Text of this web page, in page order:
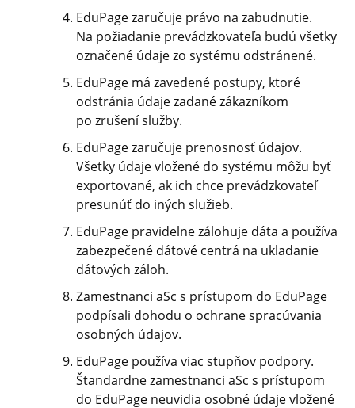
EduPage zaručuje právo na zabudnutie.
Na požiadanie prevádzkovateľa budú všetky
označené údaje zo systému odstránené.
EduPage má zavedené postupy, ktoré
odstránia údaje zadané zákazníkom
po zrušení služby.
EduPage zaručuje prenosnosť údajov.
Všetky údaje vložené do systému môžu byť
exportované, ak ich chce prevádzkovateľ
presunúť do iných služieb.
EduPage pravidelne zálohuje dáta a používa
zabezpečené dátové centrá na ukladanie
dátových záloh.
Zamestnanci aSc s prístupom do EduPage
podpísali dohodu o ochrane spracúvania
osobných údajov.
EduPage používa viac stupňov podpory.
Štandardne zamestnanci aSc s prístupom
do EduPage neuvidia osobné údaje vložené